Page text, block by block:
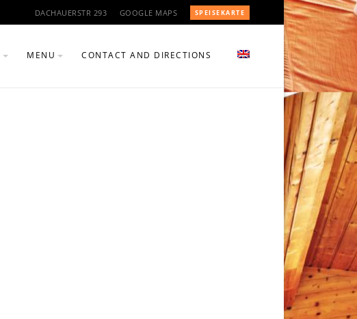
DACHAUERSTR 293 GOOGLE MAPS SPEISEKARTE
MENU CONTACT AND DIRECTIONS